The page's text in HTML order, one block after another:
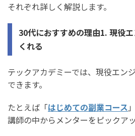
それぞれ詳しく解説します。
30代におすすめの理由1. 現役
くれる
テックアカデミーでは、現役エン
できます。
たとえば「はじめての副業コース
講師の中からメンターをピックアッ